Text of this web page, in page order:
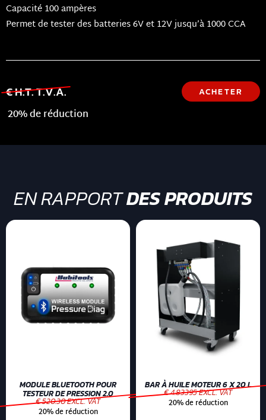
Capacité 100 ampères
Permet de tester des batteries 6V et 12V jusqu’à 1000 CCA
€ H.T. T.V.A. ACHETER
20% de réduction
EN RAPPORTDES PRODUITS
MODULE BLUETOOTH POUR
TESTEUR DE PRESSION 2.0
€ 520.30 EXCL. VAT
20% de réduction
BAR À HUILE MOTEUR 6 X 20 L
€ 4.83395 EXCL. VAT
20% de réduction